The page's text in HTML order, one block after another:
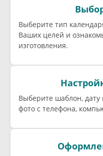
Выберите тип
Ваших целей и
изготовления.
Выберите шаблон, дату
фото с телефона,